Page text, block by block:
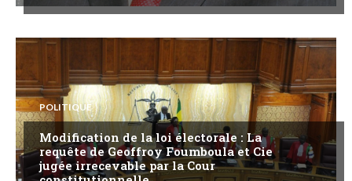
POLITIQUE
Modification de la loi électorale : La
requête de Geoffroy Foumboula et Cie
jugée irrecevable par la Cour